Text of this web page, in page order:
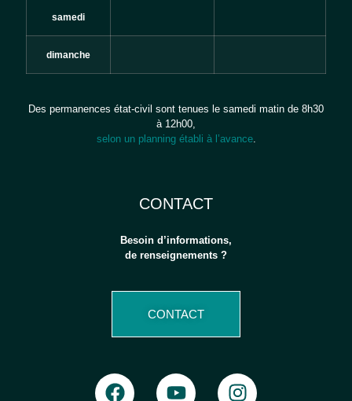
samedi
dimanche
Des permanences état-civil sont tenues le samedi matin de 8h30
à 12h00,
selon un planning établi à l’avance.
CONTACT
Besoin d’informations,
de renseignements ?
CONTACT